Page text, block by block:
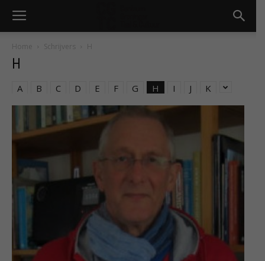
Home Schrijvers H
H
A B C D E F G H I J K